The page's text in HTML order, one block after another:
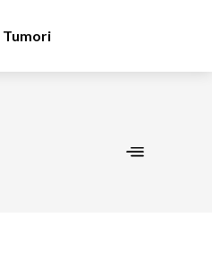
Tumori